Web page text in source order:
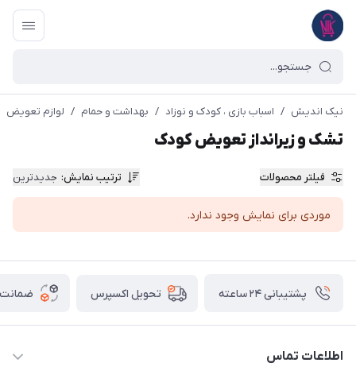
نیک اندیش / اسباب بازی ، کودک و نوزاد / بهداشت و حمام / لوازم تعویض
تشک و زیرانداز تعویض کودک
فیلتر محصولات ترتیب نمایش: جدیدترین
موردی برای نمایش وجود ندارد.
پشتیبانی ۲۴ ساعته تحویل اکسپرس ضمانت
اطلاعات تماس